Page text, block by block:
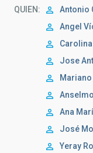
QUIEN
Antonio
Angel
Jose
Ana
José
Yeray